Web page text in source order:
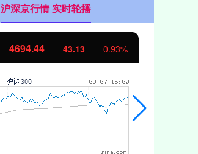
沪深京行情 实时轮播
北证50 1134.24 11.37